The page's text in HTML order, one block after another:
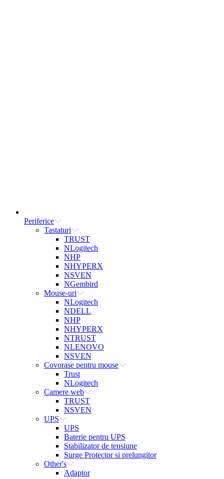
Periferice
Tastaturi
TRUST
NLogitech
NHP
NHYPERX
NSVEN
NGembird
Mouse-uri
NLogitech
NDELL
NHP
NHYPERX
NTRUST
NLENOVO
NSVEN
Covorase pentru mouse
Trust
NLogitech
Camere web
TRUST
NSVEN
UPS
UPS
Baterie pentru UPS
Stabilizator de tensiune
Surge Protector si prelungitor
Other's
Adaptor